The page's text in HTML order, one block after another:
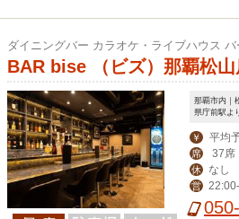
ダイニングバー カラオケ・ライブハウス
BAR bise （ビズ）那覇松山
那覇市内｜
県庁前駅よ
￥ 平均
席 37席
休 なし
営